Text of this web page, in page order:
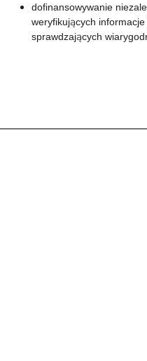
dofinansowywanie
weryfikujących
sprawdzających